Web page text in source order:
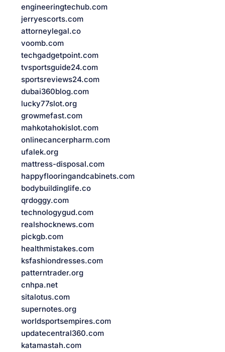
engineeringtechub.com
jerryescorts.com
attorneylegal.co
voomb.com
techgadgetpoint.com
tvsportsguide24.com
sportsreviews24.com
dubai360blog.com
lucky77slot.org
growmefast.com
mahkotahokislot.com
onlinecancerpharm.com
ufalek.org
mattress-disposal.com
happyflooringandcabinets.com
bodybuildinglife.co
qrdoggy.com
technologygud.com
realshocknews.com
pickgb.com
healthmistakes.com
ksfashiondresses.com
patterntrader.org
cnhpa.net
sitalotus.com
supernotes.org
worldsportsempires.com
updatecentral360.com
katamastah.com